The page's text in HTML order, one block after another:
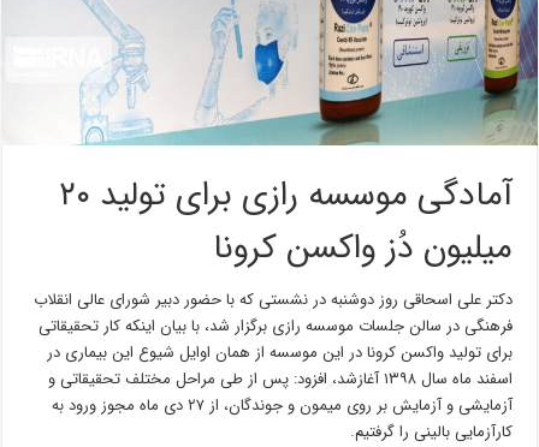
آمادگی موسسه رازی برای تولید ۲۰
میلیون دُز واکسن کرونا
دکتر علی اسحاقی روز دوشنبه در نشستی که با حضور دبیر شورای عالی انقلاب
فرهنگی در سالن جلسات موسسه رازی برگزار شد، با بیان اینکه کار تحقیقاتی
برای تولید واکسن کرونا در این موسسه از همان اوایل شیوع این بیماری در
اسفند ماه سال ۱۳۹۸ آغازشد، افزود: پس از طی مراحل مختلف تحقیقاتی و
آزمایشی و آزمایش بر روی میمون و جوندگان، از ۲۷ دی ماه مجوز ورود به
کارآزمایی بالینی را گرفتیم.